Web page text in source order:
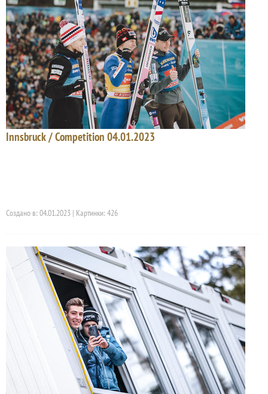
Innsbruck / Competition 04.01.2023
Создано в: 04.01.2023 | Картинки: 426